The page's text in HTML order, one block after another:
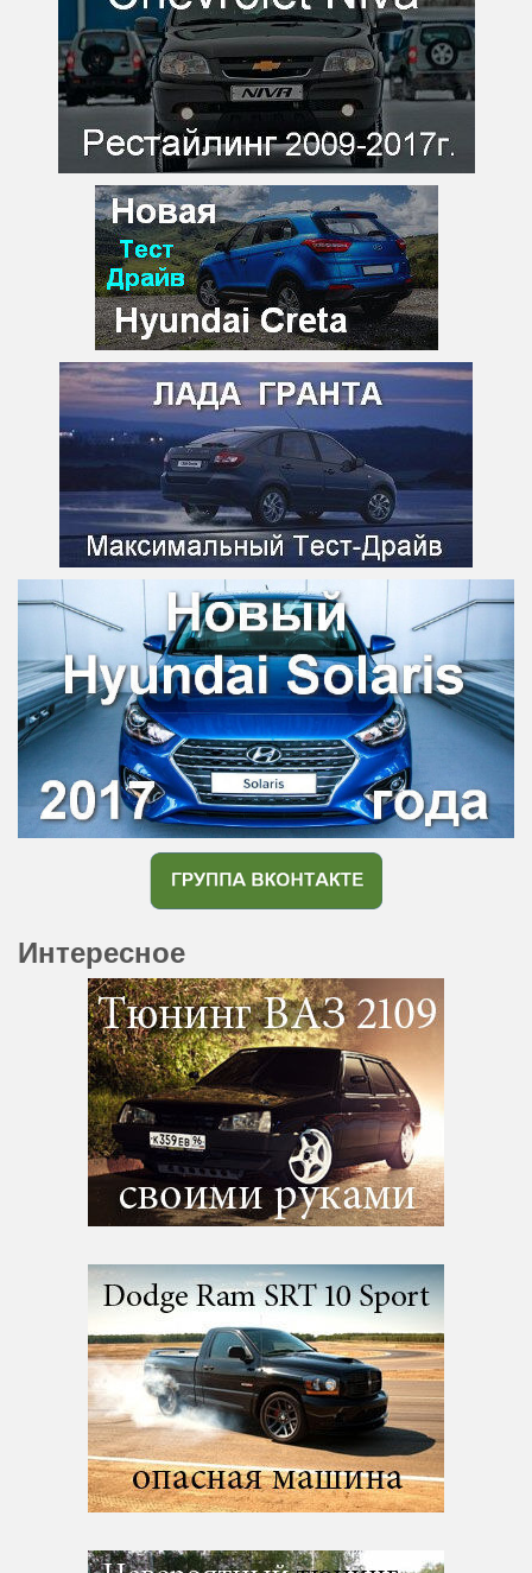
Интересное